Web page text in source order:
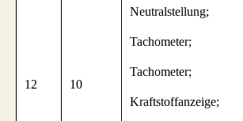
12 10
Neutralstellung;
Tachometer;
Tachometer;
Kraftstoffanzeige;